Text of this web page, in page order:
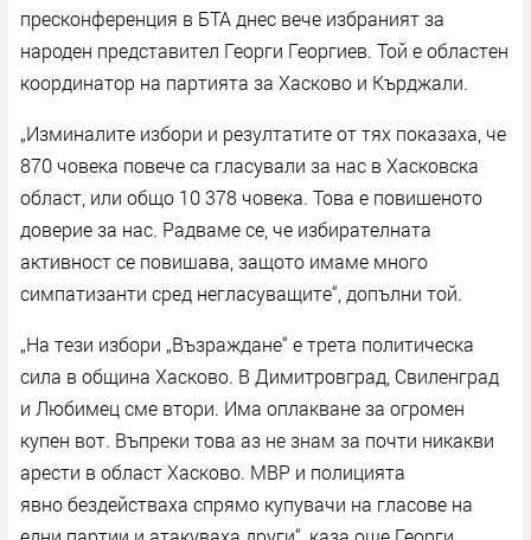
пресконференция в БТА днес вече избраният за
народен представител Георги Георгиев. Той е областен
координатор на партията за Хасково и Кърджали.
„Изминалите избори и резултатите от тях показаха, че
870 човека повече са гласували за нас в Хасковска
област, или общо 10 378 човека. Това е повишеното
доверие за нас. Радваме се, че избирателната
активност се повишава, защото имаме много
симпатизанти сред негласуващите“, допълни той.
„На тези избори „Възраждане“ е трета политическа
сила в община Хасково. В Димитровград, Свиленград
и Любимец сме втори. Има оплакване за огромен
купен вот. Въпреки това аз не знам за почти никакви
арести в област Хасково. МВР и полицията
явно бездействаха спрямо купувачи на гласове на